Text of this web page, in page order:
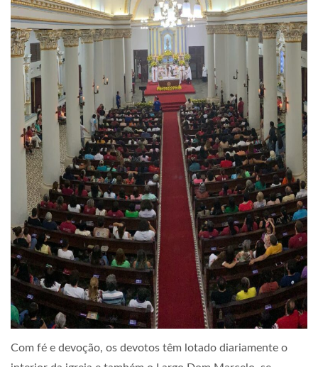
Com fé e devoção, os devotos têm lotado diariamente o